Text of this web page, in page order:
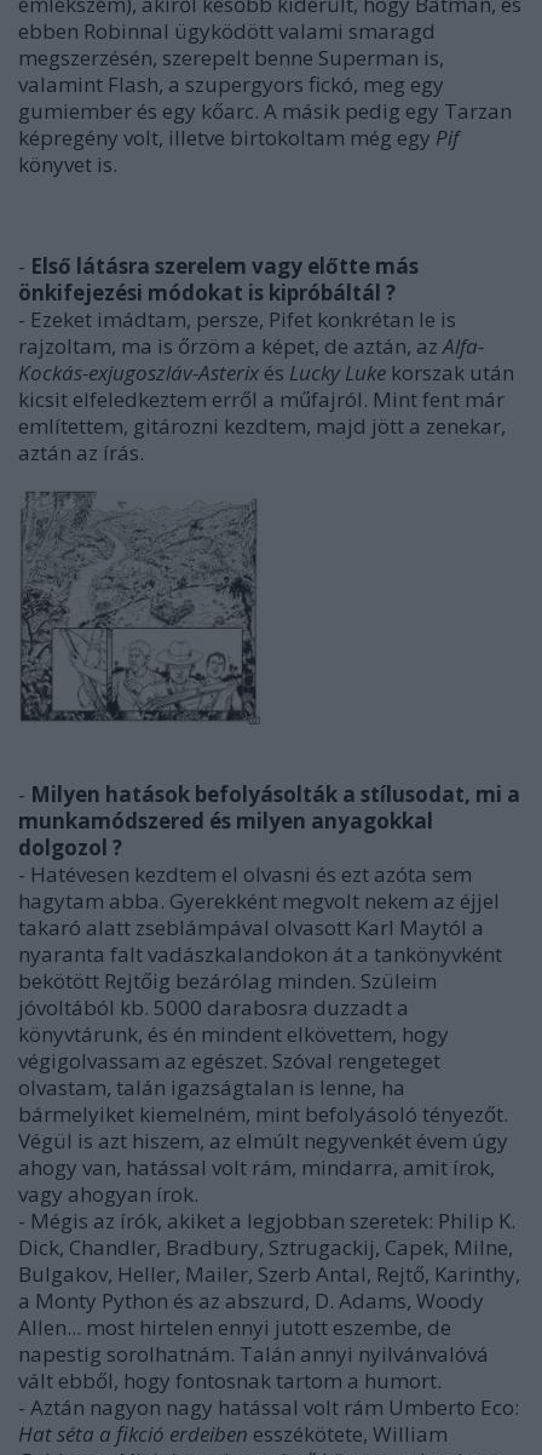
ebben Robinnal ügyködött valami smaragd
megszerzésén, szerepelt benne Superman is,
valamint Flash, a szupergyors fickó, meg egy
gumiember és egy kőarc. A másik pedig egy Tarzan
képregény volt, illetve birtokoltam még egy Pif
könyvet is.
- Első látásra szerelem vagy előtte más
önkifejezési módokat is kipróbáltál ?
- Ezeket imádtam, persze, Pifet konkrétan le is
rajzoltam, ma is őrzöm a képet, de aztán, azAlfa-
Kockás-exjugoszláv-Asterix és Lucky Luke korszak után
kicsit elfeledkeztem erről a műfajról. Mint fent már
említettem, gitározni kezdtem, majd jött a zenekar,
aztán az írás.
- Milyen hatások befolyásolták a stílusodat, mi a
munkamódszered és milyen anyagokkal
dolgozol ?
- Hatévesen kezdtem el olvasni és ezt azóta sem
hagytam abba. Gyerekként megvolt nekem az éjjel
takaró alatt zseblámpával olvasott Karl Maytól a
nyaranta falt vadászkalandokon át a tankönyvként
bekötött Rejtőig bezárólag minden. Szüleim
jóvoltából kb. 5000 darabosra duzzadt a
könyvtárunk, és én mindent elkövettem, hogy
végigolvassam az egészet. Szóval rengeteget
olvastam, talán igazságtalan is lenne, ha
bármelyiket kiemelném, mint befolyásoló tényezőt.
Végül is azt hiszem, az elmúlt negyvenkét évem úgy
ahogy van, hatással volt rám, mindarra, amit írok,
vagy ahogyan írok.
- Mégis az írók, akiket a legjobban szeretek: Philip K.
Dick, Chandler, Bradbury, Sztrugackij, Capek, Milne,
Bulgakov, Heller, Mailer, Szerb Antal, Rejtő, Karinthy,
a Monty Python és az abszurd, D. Adams, Woody
Allen... most hirtelen ennyi jutott eszembe, de
napestig sorolhatnám. Talán annyi nyilvánvalóvá
vált ebből, hogy fontosnak tartom a humort.
- Aztán nagyon nagy hatással volt rám Umberto Eco:
Hat séta a fikció erdeiben esszékötete, William